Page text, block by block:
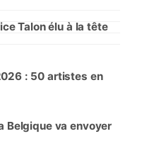
Talon élu à la tête
: 50 artistes en
Belgique va envoyer